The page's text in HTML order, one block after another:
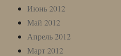
Июнь 2012
Май 2012
Апрель 2012
Март 2012